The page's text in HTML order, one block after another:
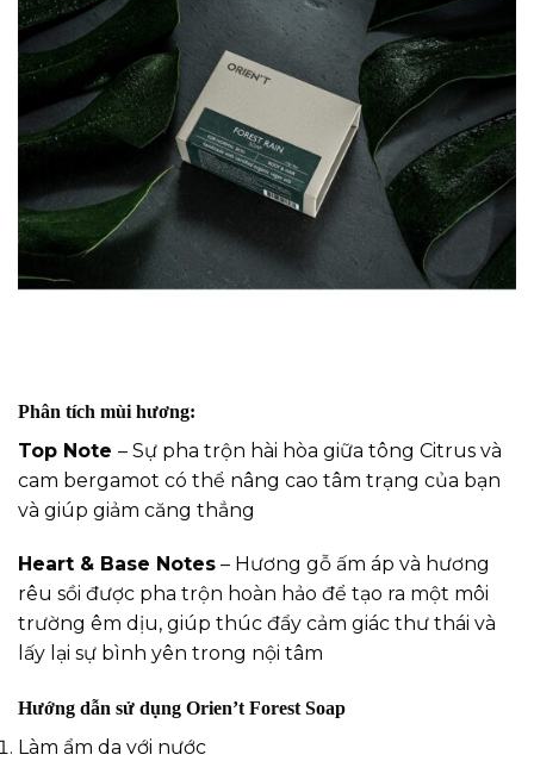
Phân tích mùi hương:
Top Note – Sự pha trộn hài hòa giữa tông Citrus và
cam bergamot có thể nâng cao tâm trạng của bạn
và giúp giảm căng thẳng
Heart & Base Notes – Hương gỗ ấm áp và hương
rêu sồi được pha trộn hoàn hảo để tạo ra một môi
trường êm dịu, giúp thúc đẩy cảm giác thư thái và
lấy lại sự bình yên trong nội tâm
Hướng dẫn sử dụng Orien’t Forest Soap
Làm ẩm da với nước